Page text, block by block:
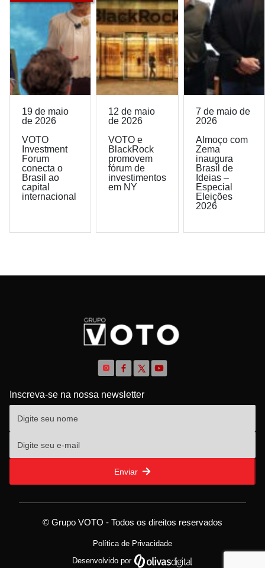
19 de maio
de 2026
VOTO
Investment
Forum
conecta o
Brasil ao
capital
internacional
12 de maio
de 2026
VOTO e
BlackRock
promovem
fórum de
investimentos
em NY
7 de maio de
2026
Almoço com
Zema
inaugura
Brasil de
Ideias –
Especial
Eleições
2026
Inscreva-se na nossa newsletter
Enviar
© Grupo VOTO - Todos os direitos reservados
Política de Privacidade
Desenvolvido por